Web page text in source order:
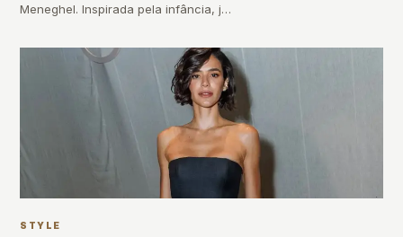
Meneghel. Inspirada pela infância, j…
STYLE